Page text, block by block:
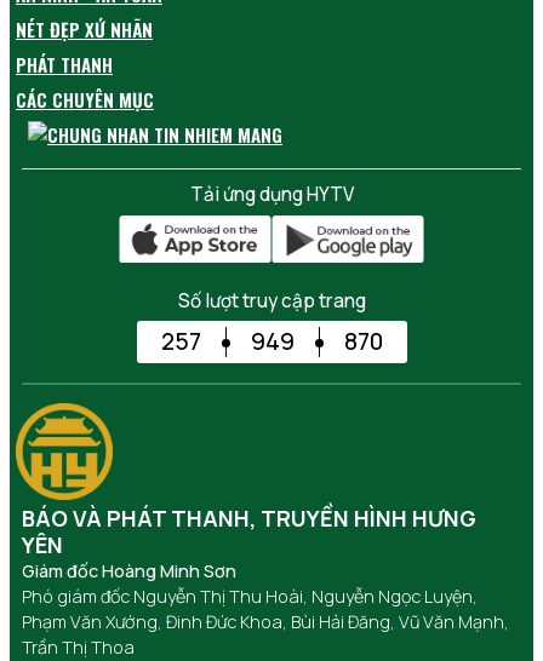
NÉT ĐẸP XỨ NHÃN
PHÁT THANH
CÁC CHUYÊN MỤC
Tải ứng dụng HYTV
Số lượt truy cập trang
257 949 870
BÁO VÀ PHÁT THANH, TRUYỀN HÌNH HƯNG
YÊN
Giám đốc Hoàng Minh Sơn
Phó giám đốc Nguyễn Thị Thu Hoài, Nguyễn Ngọc Luyện,
Phạm Văn Xướng, Đinh Đức Khoa, Bùi Hải Đăng, Vũ Văn Mạnh,
Trần Thị Thoa